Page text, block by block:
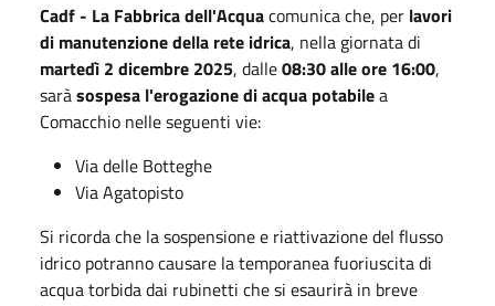
Cadf - La Fabbrica dell'Acquacomunica che, per lavori
di manutenzione della rete idrica, nella giornata di
martedì 2 dicembre 2025, dalle08:30 alle ore 16:00,
saràsospesa l'erogazione di acqua potabilea
Comacchio nelle seguenti vie:
Via delle Botteghe
Via Agatopisto
Si ricorda che la sospensione e riattivazione del flusso
idrico potranno causare la temporanea fuoriuscita di
acqua torbida dai rubinetti che si esaurirà in breve